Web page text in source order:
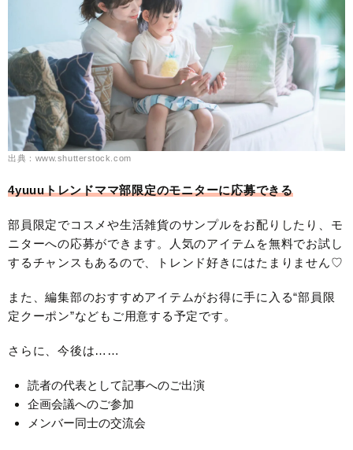
出典：www.shutterstock.com
4yuuuトレンドママ部限定のモニターに応募できる
部員限定でコスメや生活雑貨のサンプルをお配りしたり、モ
ニターへの応募ができます。人気のアイテムを無料でお試し
するチャンスもあるので、トレンド好きにはたまりません♡
また、編集部のおすすめアイテムがお得に手に入る“部員限
定クーポン”などもご用意する予定です。
さらに、今後は……
読者の代表として記事へのご出演
企画会議へのご参加
メンバー同士の交流会